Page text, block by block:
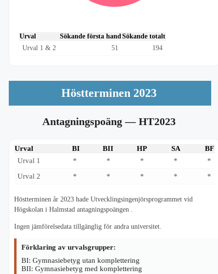
Urval Sökande första handSökande totalt
Urval 1 & 2
51 194
Höstterminen 2023
Antagningspoäng— HT2023
Urval BI BII HP SA
BF
Urval 1
* * * *
*
Urval 2
* * * * *
Höstterminen år 2023 hade Utvecklingsingenjörsprogrammet vid
Högskolan i Halmstad antagningspoängen .
Ingen jämförelsedata tillgänglig för andra universitet.
Förklaring av urvalsgrupper:
BI: Gymnasiebetyg utan komplettering
BII: Gymnasiebetyg med komplettering